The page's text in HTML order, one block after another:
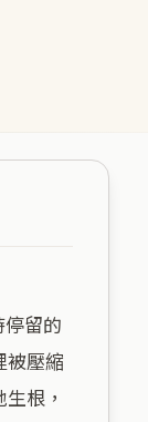
被壓縮
根，